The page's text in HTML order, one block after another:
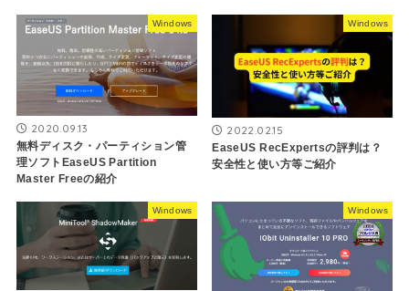
Windows
2020.09.13
無料ディスク・パーティション管
理ソフトEaseUS Partition
Master Freeの紹介
Windows
2022.02.15
EaseUS RecExpertsの評判は？
安全性と使い方等ご紹介
Windows Windows